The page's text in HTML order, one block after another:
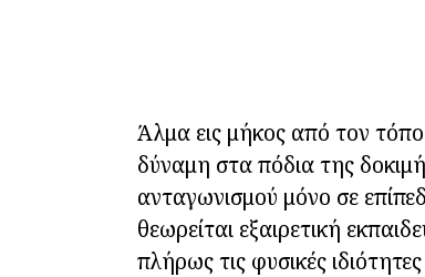
Άλμα εις μήκος από τον τόπο
δύναμη στα πόδια της
ανταγωνισμού μόνο σε
θεωρείται εξαιρετική
πλήρως τις φυσικές